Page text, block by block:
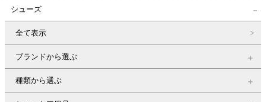
シューズ
全て表示
ブランドから選ぶ
種類から選ぶ